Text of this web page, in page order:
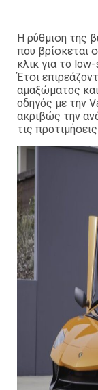
Η ρύθμιση της
που βρίσκεται
κλικ για το
Έτσι
αμαξώματος
οδηγός με την
ακριβώς την
τις